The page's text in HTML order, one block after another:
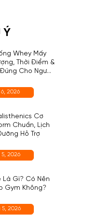
Ý
Whey Mấy
Thời Điểm &
Cho Người
2026
Cơ
Chuẩn, Lịch
Hỗ Trợ
2026
Là Gì? Có Nên
Gym Không?
2026